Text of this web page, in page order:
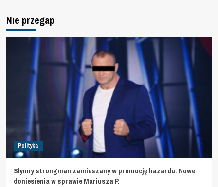
Nie przegap
Polityka
Słynny strongman zamieszany w promocję hazardu. Nowe
doniesienia w sprawie Mariusza P.